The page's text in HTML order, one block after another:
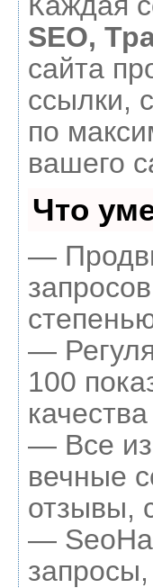
SEO,
сайта
ссылки,
по
вашего
Что
—
—
100
— Все
вечные
отзывы,
—